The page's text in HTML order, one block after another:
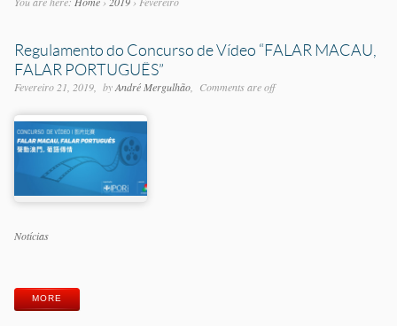
Regulamento do Concurso de Vídeo “FALAR MACAU,
FALAR PORTUGUÊS”
Fevereiro 21, 2019 byAndré Mergulhão Comments are off
Categorias
Notícias
MORE